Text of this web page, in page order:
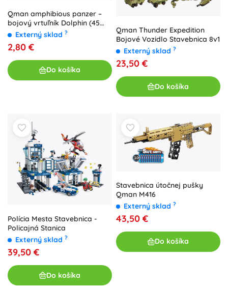
Qman amphibious panzer –
bojový vrtuľník Dolphin (45
dielikov)
Externý sklad ?
2,80 €
Do košíka
Qman Thunder Expedition
Bojové Vozidlo Stavebnica 8v1
Externý sklad ?
23,50 €
Do košíka
Polícia Mesta Stavebnica -
Policajná Stanica
Externý sklad ?
39,50 €
Do košíka
Stavebnica útočnej pušky
Qman M416
Externý sklad ?
43,50 €
Do košíka